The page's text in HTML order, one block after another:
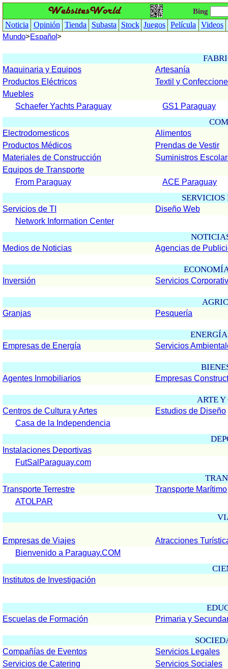
Bing
Noticia Opinión Tienda Subasta Stock Juegos Película Videos
Mundo>Español>
Maquinaria y Equipos
Productos Eléctricos
Muebles
Artesanía
Textil y
Schaefer Yachts Paraguay GS1 Paraguay
Electrodomesticos
Productos Médicos
Materiales de Construcción
Equipos de Transporte
Alimentos
Prendas de Vestir
Suministros
From Paraguay ACE Paraguay
Servicios de TI
Diseño Web
Network Information Center
Medios de Noticias Agencias de
Inversión Servicios
Granjas Pesquería
Empresas de Energía Servicios
Agentes Inmobiliarios Empresas
ARTE
Centros de Cultura y Artes
Estudios de Diseño
Casa de la Independencia
Instalaciones Deportivas
FutSalParaguay.com
Transporte Terrestre
Transporte Marítimo
ATOLPAR
Empresas de Viajes
Atracciones
Bienvenido a Paraguay.COM
Institutos de Investigación
Escuelas de Formación Primaria y
Compañías de Eventos
Servicios de Catering
Servicios Legales
Servicios Sociales